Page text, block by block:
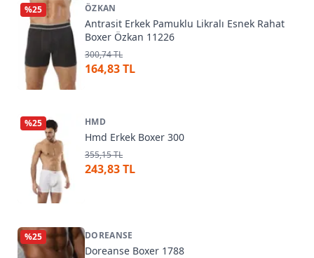
%25 ÖZKAN
Antrasit Erkek Pamuklu Likralı Esnek Rahat
Boxer Özkan 11226
300,74 TL
164,83 TL
%25 HMD
Hmd Erkek Boxer 300
355,15 TL
243,83 TL
%25 DOREANSE
Doreanse Boxer 1788